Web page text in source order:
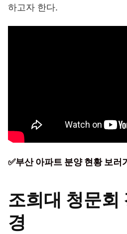
하고자 한다.
✅부산 아파트 분양 현황 보러
조희대 청문회
경